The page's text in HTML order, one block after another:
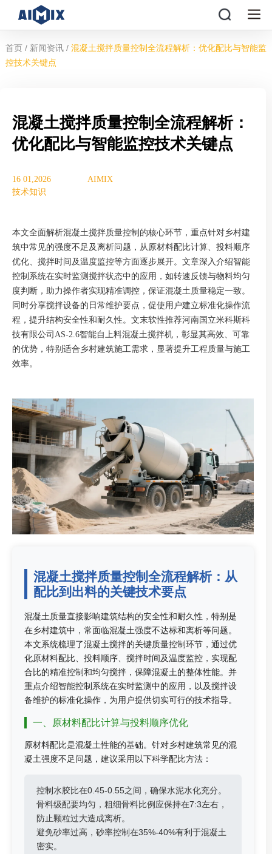
首页 / 新闻资讯 / 混凝土搅拌质量控制全流程解析：优化配比与智能监
控技术关键点
混凝土搅拌质量控制全流程解析：
优化配比与智能监控技术关键点
16 01,2026
AIMIX
技术知识
本文全面解析混凝土搅拌质量控制的核心环节，重点针对乡村建
筑中常见的强度不足及离析问题，从原材料配比计算、投料顺序
优化、搅拌时间及温度监控等方面逐步展开。文章深入介绍智能
控制系统在实时监测搅拌状态中的应用，如转速反馈与物料均匀
度判断，助力操作者实现精准调控，保证混凝土质量稳定一致。
同时分享搅拌设备的日常维护要点，促使用户建立标准化操作流
程，提升结构安全性和耐久性。文末软性推荐河南国立米科斯科
技有限公司AS-2.6智能自上料混凝土搅拌机，彰显其高效、可靠
的优势，特别适合乡村建筑施工需求，显著提升工程质量与施工
效率。
混凝土搅拌质量控制全流程解析：从
配比到出料的关键技术要点
混凝土质量直接影响建筑结构的安全性和耐久性，特别是
在乡村建筑中，常面临混凝土强度不达标和离析等问题。
本文系统梳理了混凝土搅拌的关键质量控制环节，通过优
化原材料配比、投料顺序、搅拌时间及温度监控，实现配
合比的精准控制和均匀搅拌，保障混凝土的整体性能。并
重点介绍智能控制系统在实时监测中的应用，以及搅拌设
备维护的标准化操作，为用户提供切实可行的技术指导。
一、原材料配比计算与投料顺序优化
原材料配比是混凝土性能的基础。针对乡村建筑常见的混
凝土强度不足问题，建议采用以下科学配比方法：
控制水胶比在0.45-0.55之间，确保水泥水化充分。
骨料级配要均匀，粗细骨料比例应保持在7:3左右，
防止颗粒过大造成离析。
避免砂率过高，砂率控制在35%-40%有利于混凝土
密实。